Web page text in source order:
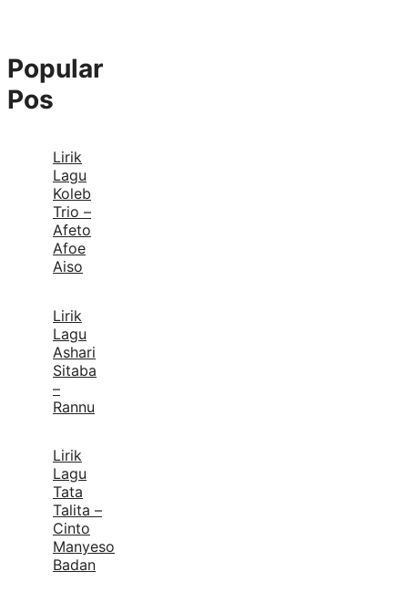
Popular
Pos
Lirik
Lagu
Koleb
Trio –
Afeto
Afoe
Aiso
Lirik
Lagu
Ashari
Sitaba
–
Rannu
Lirik
Lagu
Tata
Talita –
Cinto
Manyeso
Badan